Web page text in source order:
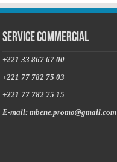
Service commercial
+221 33 867 67 00
+221 77 782 75 03
+221 77 782 75 15
E-mail: mbene.promo@gmail.com